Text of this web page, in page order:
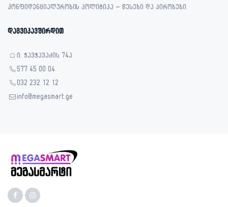
კონფიდენციალურობის პოლიტიკა – წესები და პირობები
დაგვიკავშირდით
ი. ჭავჭავაძის 74ა
577 45 00 04
032 232 12 12
info@megasmart.ge